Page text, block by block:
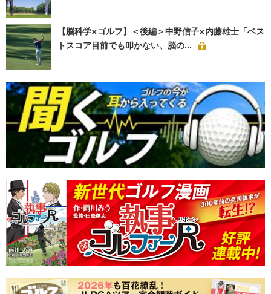
【脳科学×ゴルフ】＜後編＞中野信子×内藤雄士「ベス
トスコア目前でも叩かない、脳の...